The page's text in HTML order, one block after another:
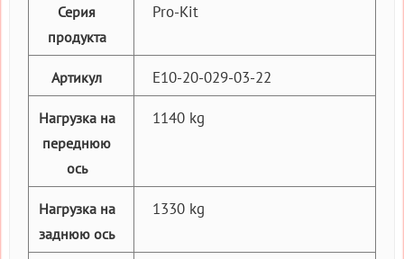
Серия
продукта
Pro-Kit
Артикул E10-20-029-03-22
Нагрузка на
переднюю
ось
1140 kg
Нагрузка на
заднюю ось
1330 kg